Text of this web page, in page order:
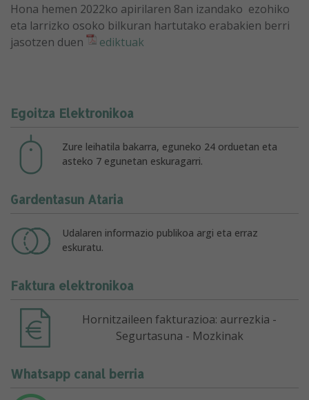
Hona hemen 2022ko apirilaren 8an izandako ezohiko
eta larrizko osoko bilkuran hartutako erabakien berri
jasotzen duen
ediktuak
Egoitza Elektronikoa
Zure leihatila bakarra, eguneko 24 orduetan eta
asteko 7 egunetan eskuragarri.
Gardentasun Ataria
Udalaren informazio publikoa argi eta erraz
eskuratu.
Faktura elektronikoa
Hornitzaileen fakturazioa: aurrezkia -
Segurtasuna - Mozkinak
Whatsapp canal berria